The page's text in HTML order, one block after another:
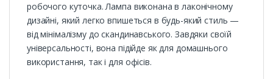
робочого куточка. Лампа виконана в лаконічному
дизайні, який легко впишеться в будь-який стиль —
від мінімалізму до скандинавського. Завдяки своїй
універсальності, вона підійде як для домашнього
використання, так і для офісів.